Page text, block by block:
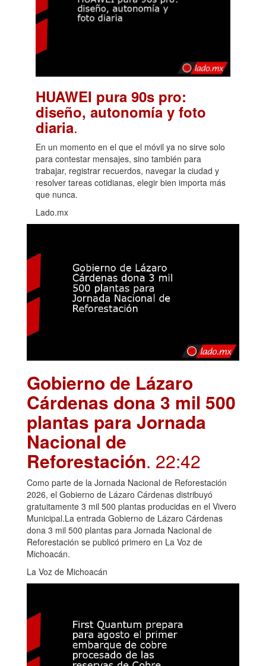
HUAWEI pura 90s pro:
diseño, autonomía y foto
diaria.
En un momento en el que el móvil ya no sirve solo
para contestar mensajes, sino también para
trabajar, registrar recuerdos, navegar la ciudad y
resolver tareas cotidianas, elegir bien importa más
que nunca.
Lado.mx
Gobierno de Lázaro
Cárdenas dona 3 mil 500
plantas para Jornada
Nacional de
Reforestación. 22:42
Como parte de la Jornada Nacional de Reforestación
2026, el Gobierno de Lázaro Cárdenas distribuyó
gratuitamente 3 mil 500 plantas producidas en el Vivero
Municipal.La entrada Gobierno de Lázaro Cárdenas
dona 3 mil 500 plantas para Jornada Nacional de
Reforestación se publicó primero en La Voz de
Michoacán.
La Voz de Michoacán